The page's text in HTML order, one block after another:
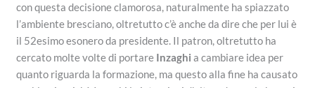
con questa decisione clamorosa, naturalmente ha spiazzato
l’ambiente bresciano, oltretutto c’è anche da dire che per lui è
il 52esimo esonero da presidente. Il patron, oltretutto ha
cercato molte volte di portare Inzaghi a cambiare idea per
quanto riguarda la formazione, ma questo alla fine ha causato